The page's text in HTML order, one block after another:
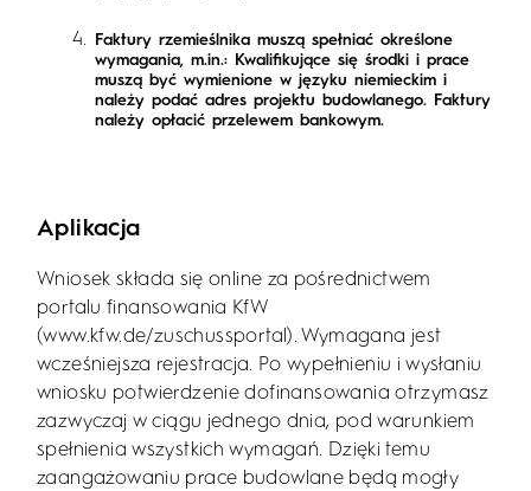
Faktury rzemieślnika muszą spełniać określone
wymagania, m.in.: Kwalifikujące się środki i prace
muszą być wymienione w języku niemieckim i
należy podać adres projektu budowlanego. Faktury
należy opłacić przelewem bankowym.
Aplikacja
Wniosek składa się online za pośrednictwem
portalu finansowania KfW
(www.kfw.de/zuschussportal). Wymagana jest
wcześniejsza rejestracja. Po wypełnieniu i wysłaniu
wniosku potwierdzenie dofinansowania otrzymasz
zazwyczaj w ciągu jednego dnia, pod warunkiem
spełnienia wszystkich wymagań. Dzięki temu
zaangażowaniu prace budowlane będą mogły